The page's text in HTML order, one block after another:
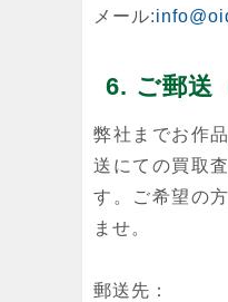
メール:
6. ご郵送
弊社までお作
送にての買取
す。ご希望の
ませ。
郵送先：